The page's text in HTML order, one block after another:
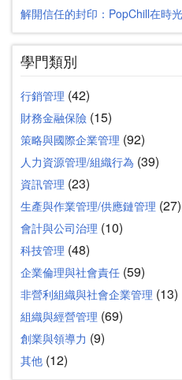
解開信任的封印：PopChill在時
學門類別
行銷管理 (42)
財務金融保險 (15)
策略與國際企業管理 (92)
人力資源管理/組織行為 (39)
資訊管理 (23)
生產與作業管理/供應鏈管理 (27)
會計與公司治理 (10)
科技管理 (48)
企業倫理與社會責任 (59)
非營利組織與社會企業管理 (13)
組織與經營管理 (69)
創業與領導力 (9)
其他 (12)